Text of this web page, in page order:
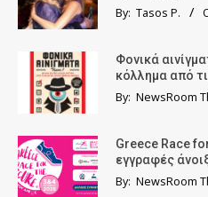
By: Tasos P.
Φονικά
κόλλημα από
By: NewsRoom
Greece Race
εγγραφές
By: NewsRoom